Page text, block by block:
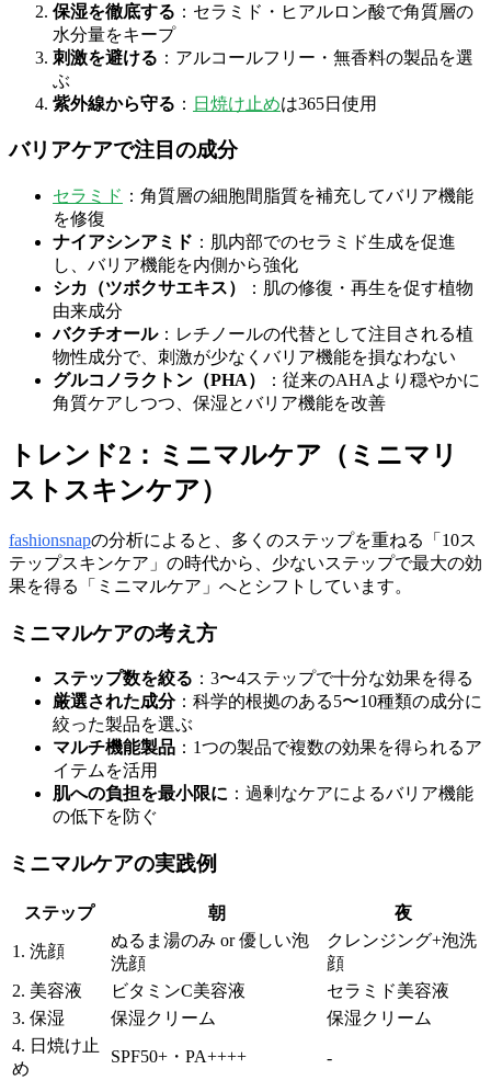
保湿を徹底する ：セラミド・ヒアルロン酸で角質層の
水分量をキープ
刺激を避ける ：アルコールフリー・無香料の製品を選
ぶ
紫外線から守る ： 日焼け止めは365日使用
バリアケアで注目の成分
セラミド ：角質層の細胞間脂質を補充してバリア機能
を修復
ナイアシンアミド ：肌内部でのセラミド生成を促進
し、バリア機能を内側から強化
シカ（ツボクサエキス）
：肌の修復・再生を促す植物
由来成分
バクチオール：レチノールの代替として注目される植
物性成分で、刺激が少なくバリア機能を損なわない
グルコノラクトン（PHA）
：従来のAHAより穏やかに
角質ケアしつつ、保湿とバリア機能を改善
トレンド2：ミニマルケア（ミニマリ
ストスキンケア）
fashionsnapの分析によると、多くのステップを重ねる「10ス
テップスキンケア」の時代から、少ないステップで最大の効
果を得る「ミニマルケア」へとシフトしています。
ミニマルケアの考え方
ステップ数を絞る ：3〜4ステップで十分な効果を得る
厳選された成分：科学的根拠のある5〜10種類の成分に
絞った製品を選ぶ
マルチ機能製品 ：1つの製品で複数の効果を得られるア
イテムを活用
肌への負担を最小限に ：過剰なケアによるバリア機能
の低下を防ぐ
ミニマルケアの実践例
ステップ 朝 夜
1. 洗顔
ぬるま湯のみ or 優しい泡
洗顔
クレンジング+泡洗
顔
2. 美容液
ビタミンC美容液
セラミド美容液
3. 保湿
保湿クリーム
保湿クリーム
4. 日焼け止
め
SPF50+・PA++++ -